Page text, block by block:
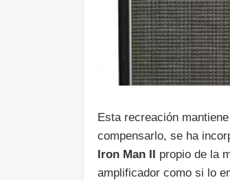
Esta recreación
compensarlo, se ha
Iron Man II propio de la
amplificador como si lo